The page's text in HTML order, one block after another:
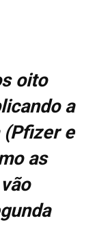
oito
a
e
as